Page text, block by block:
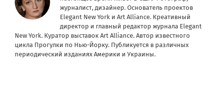
журналист, дизайнер. Основатель проектов
Elegant New York и Art Alliance. Креативный
директор и главный редактор журнала Elegant
New York. Куратор выставок Art Alliance. Автор известного
цикла Прогулки по Нью-Йорку. Публикуется в различных
периодический изданиях Америки и Украины.